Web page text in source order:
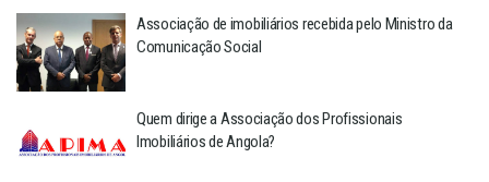
Associação de imobiliários recebida pelo Ministro da
Comunicação Social
Quem dirige a Associação dos Profissionais
Imobiliários de Angola?